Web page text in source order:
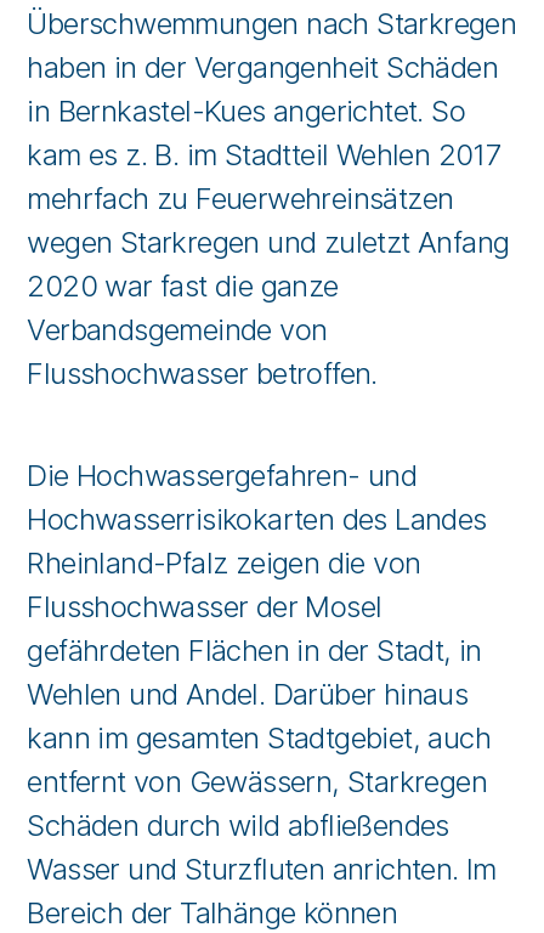
Überschwemmungen nach Starkregen
haben in der Vergangenheit Schäden
in Bernkastel-Kues angerichtet. So
kam es z. B. im Stadtteil Wehlen 2017
mehrfach zu Feuerwehreinsätzen
wegen Starkregen und zuletzt Anfang
2020 war fast die ganze
Verbandsgemeinde von
Flusshochwasser betroffen.
Die Hochwassergefahren- und
Hochwasserrisikokarten des Landes
Rheinland-Pfalz zeigen die von
Flusshochwasser der Mosel
gefährdeten Flächen in der Stadt, in
Wehlen und Andel. Darüber hinaus
kann im gesamten Stadtgebiet, auch
entfernt von Gewässern, Starkregen
Schäden durch wild abfließendes
Wasser und Sturzfluten anrichten. Im
Bereich der Talhänge können